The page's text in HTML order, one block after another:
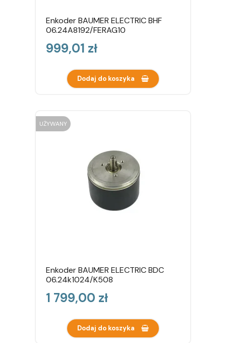
Enkoder BAUMER ELECTRIC BHF
06.24A8192/FERAG10
Cena
999,01 zł
Dodaj do koszyka
UŻYWANY
Enkoder BAUMER ELECTRIC BDC
06.24k1024/K508
Cena
1 799,00 zł
Dodaj do koszyka